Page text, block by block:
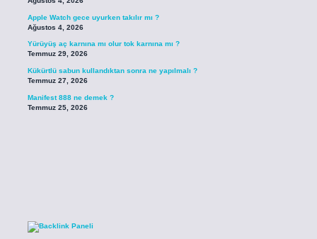
Apple Watch gece uyurken takılır mı ?
Ağustos 4, 2026
Yürüyüş aç karnına mı olur tok karnına mı ?
Temmuz 29, 2026
Kükürtlü sabun kullandıktan sonra ne yapılmalı ?
Temmuz 27, 2026
Manifest 888 ne demek ?
Temmuz 25, 2026